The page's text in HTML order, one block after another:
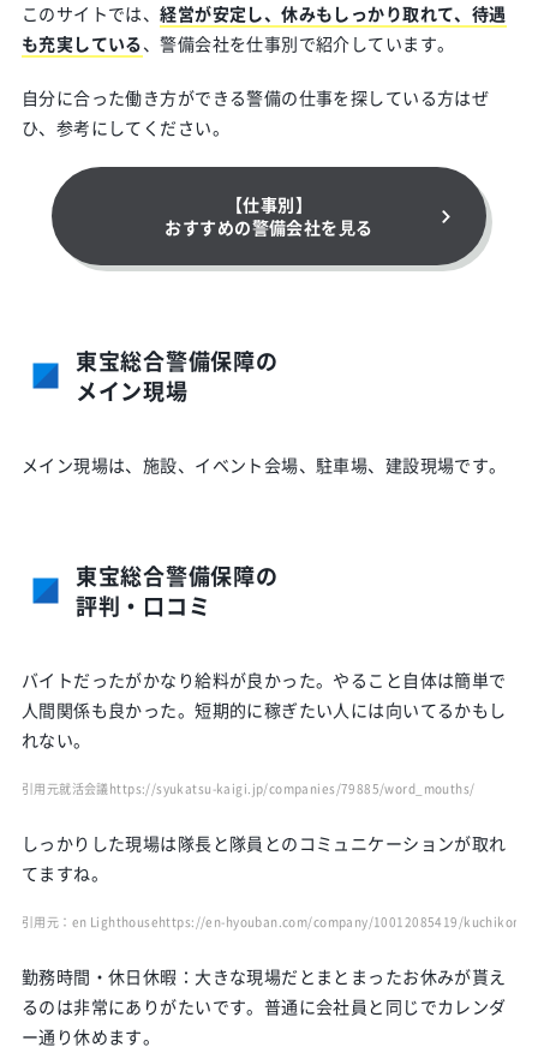
このサイトでは、経営が安定し、休みもしっかり取れて、待遇
も充実している、警備会社を仕事別で紹介しています。
自分に合った働き方ができる警備の仕事を探している方はぜ
ひ、参考にしてください。
【仕事別】
おすすめの警備会社を⾒る
東宝総合警備保障の
メイン現場
メイン現場は、施設、イベント会場、駐車場、建設現場です。
東宝総合警備保障の
評判・口コミ
バイトだったがかなり給料が良かった。やること自体は簡単で
人間関係も良かった。短期的に稼ぎたい人には向いてるかもし
れない。
引用元就活会議https://syukatsu-kaigi.jp/companies/79885/word_mouths/
しっかりした現場は隊長と隊員とのコミュニケーションが取れ
てますね。
引用元：en Lighthousehttps://en-hyouban.com/company/10012085419/kuchikomi/
勤務時間・休日休暇：大きな現場だとまとまったお休みが貰え
るのは非常にありがたいです。普通に会社員と同じでカレンダ
ー通り休めます。